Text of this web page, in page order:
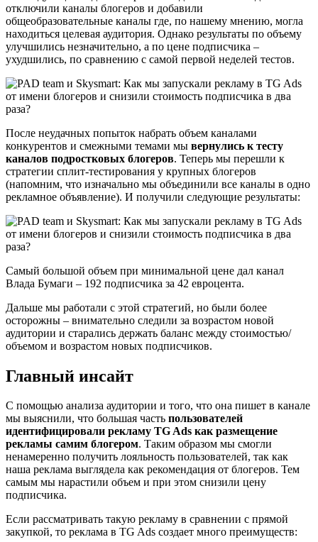
отключили каналы блогеров и добавили
общеобразовательные каналы где, по нашему мнению, могла
находиться целевая аудитория. Однако результаты по объему
улучшились незначительно, а по цене подписчика –
ухудшились, по сравнению с самой первой неделей тестов.
После неудачных попыток набрать объем каналами
конкурентов и смежными темами мы вернулись к тесту
каналов подростковых блогеров. Теперь мы перешли к
стратегии сплит-тестирования у крупных блогеров
(напомним, что изначально мы объединили все каналы в одно
рекламное объявление). И получили следующие результаты:
Самый большой объем при минимальной цене дал канал
Влада Бумаги – 192 подписчика за 42 евроцента.
Дальше мы работали с этой стратегий, но были более
осторожны – внимательно следили за возрастом новой
аудитории и старались держать баланс между стоимостью/
объемом и возрастом новых подписчиков.
Главный инсайт
С помощью анализа аудитории и того, что она пишет в канале
мы выяснили, что большая часть пользователей
идентифицировали рекламу TG Ads как размещение
рекламы самим блогером. Таким образом мы смогли
ненамеренно получить лояльность пользователей, так как
наша реклама выглядела как рекомендация от блогеров. Тем
самым мы нарастили объем и при этом снизили цену
подписчика.
Если рассматривать такую рекламу в сравнении с прямой
закупкой, то реклама в TG Ads создает много преимуществ: